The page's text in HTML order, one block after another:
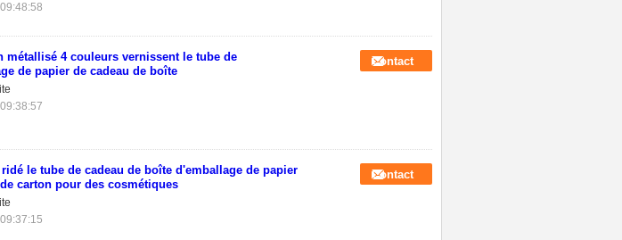
métallisé 4 couleurs vernissent le tube de
de papier de cadeau de boîte
Contact
ridé le tube de cadeau de boîte d'emballage de papier
carton pour des cosmétiques
Contact